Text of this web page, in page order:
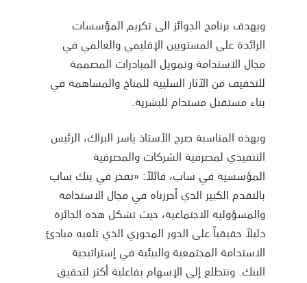
ويهدف برنامج الجوائز الى تكريم المؤسسات
الرائدة على المستويين الإقليمي والعالمي في
مجال الاستدامة وتمويل المبادرات المصممة
للتخفيف من الآثار السلبية للمناخ والمساهمة في
بناء مستقبل مستدام للبشرية.
وبهذه المناسبة صرح الأستاذ ياسر البراك، الرئيس
التنفيذي لمصرفية الشركات والمصرفية
المؤسسية في ساب، قائلاً: «نفخر في بنك ساب
بالتقدم الكبير الذي أحرزناه في مجال الاستدامة
والمسؤولية الاجتماعية، حيث تشكل هذه الجائزة
دليلاً حقيقياً على الدور المحوري الذي تلعبه مبادئ
الاستدامة المجتمعية والبيئية في إستراتيجية
البنك. ونتطلع إلى الإسهام بفاعلية أكثر لتحقيق